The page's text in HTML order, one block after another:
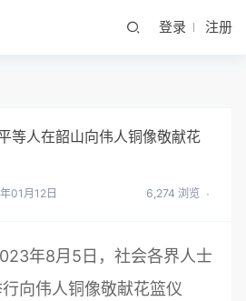
登录 注册
等人在韶山向伟人铜像敬献花
01月12日 6,274 浏览
年8月5日，社会各界人士
向伟人铜像敬献花篮仪